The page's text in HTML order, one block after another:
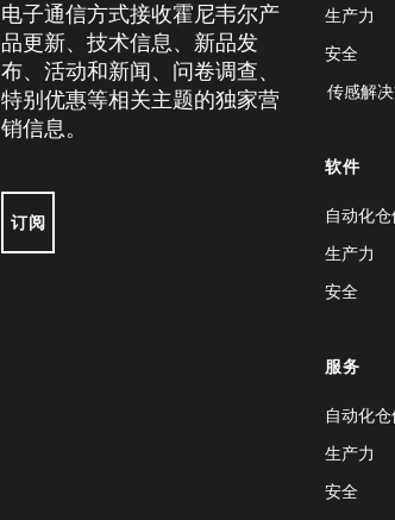
电子通信方式接收霍尼韦尔产
品更新、技术信息、新品发
布、活动和新闻、问卷调查、
特别优惠等相关主题的独家营
销信息。
订阅
生产力
安全
传感解
软件
自动化
生产力
安全
服务
自动化
生产力
安全